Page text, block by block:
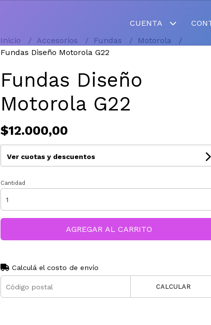
CUENTA
Inicio Accesorios Fundas
Motorola
Fundas Diseño Motorola G22
Fundas Diseño
Motorola G22
$12.000,00
Ver cuotas y descuentos
Cantidad
AGREGAR AL CARRITO
Calculá el costo de envío
CALCULAR